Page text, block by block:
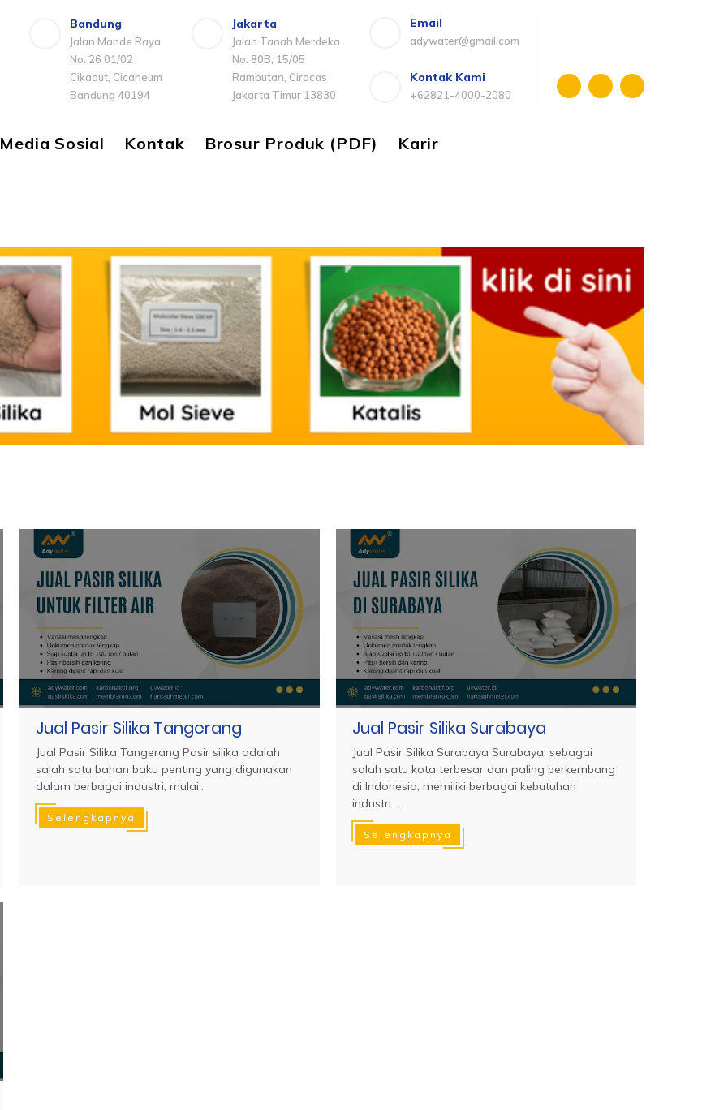
Bandung
Jalan Mande Raya
No. 26 01/02
Cikadut, Cicaheum
Bandung 40194
Jakarta
Jalan Tanah Merdeka
No. 80B, 15/05
Rambutan, Ciracas
Jakarta Timur 13830
Email
adywater@gmail.com
Kontak Kami
+62821-4000-2080
Media Sosial Kontak Brosur Produk (PDF) Karir
Jual Pasir Silika Tangerang
Jual Pasir Silika Tangerang Pasir silika adalah
salah satu bahan baku penting yang digunakan
dalam berbagai industri, mulai...
Selengkapnya
Jual Pasir Silika Surabaya
Jual Pasir Silika Surabaya Surabaya, sebagai
salah satu kota terbesar dan paling berkembang
di Indonesia, memiliki berbagai kebutuhan
industri...
Selengkapnya